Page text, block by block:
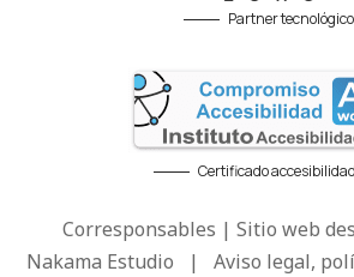
Partner tecnológico
Certificado
Corresponsables | Sitio web
Nakama Estudio | Aviso legal,